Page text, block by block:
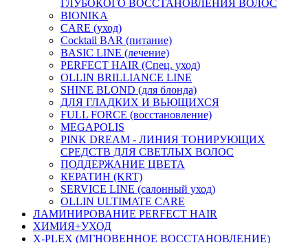
ГЛУБОКОГО ВОССТАНОВЛЕНИЯ ВОЛОС
BIONIKA
CARE (уход)
Cocktail BAR (питание)
BASIC LINE (лечение)
PERFECT HAIR (Спец. уход)
OLLIN BRILLIANCE LINE
SHINE BLOND (для блонда)
ДЛЯ ГЛАДКИХ И ВЬЮЩИХСЯ
FULL FORCE (восстановление)
MEGAPOLIS
PINK DREAM - ЛИНИЯ ТОНИРУЮЩИХ
СРЕДСТВ ДЛЯ СВЕТЛЫХ ВОЛОС
ПОДДЕРЖАНИЕ ЦВЕТА
КЕРАТИН (KRT)
SERVICE LINE (салонный уход)
OLLIN ULTIMATE CARE
ЛАМИНИРОВАНИЕ PERFECT HAIR
ХИМИЯ+УХОД
X-PLEX (МГНОВЕННОЕ ВОССТАНОВЛЕНИЕ)